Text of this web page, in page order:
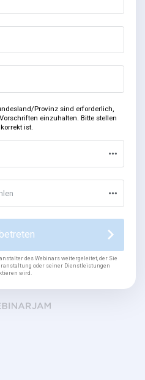
Provinz sind erforderlich,
einzuhalten. Bitte stellen
ist.
des Webinars weitergeleitet, der Sie
oder seiner Dienstleistungen
wird.